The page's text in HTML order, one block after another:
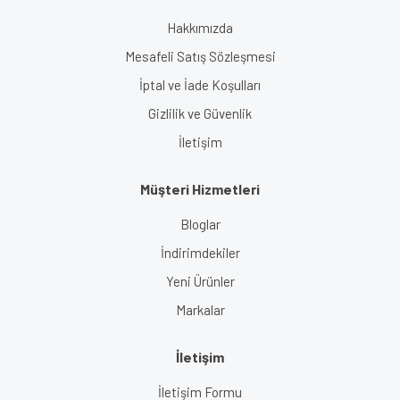
Hakkımızda
Mesafeli Satış Sözleşmesi
İptal ve İade Koşulları
Gizlilik ve Güvenlik
İletişim
Müşteri Hizmetleri
Bloglar
İndirimdekiler
Yeni Ürünler
Markalar
İletişim
İletişim Formu